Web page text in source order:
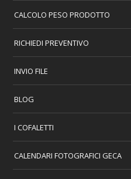
CALCOLO PESO PRODOTTO
RICHIEDI PREVENTIVO
INVIO FILE
BLOG
I COFALETTI
CALENDARI FOTOGRAFICI GECA